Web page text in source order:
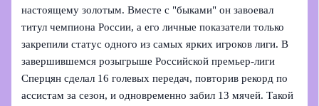
настоящему золотым. Вместе с "быками" он завоевал
титул чемпиона России, а его личные показатели только
закрепили статус одного из самых ярких игроков лиги. В
завершившемся розыгрыше Российской премьер‑лиги
Сперцян сделал 16 голевых передач, повторив рекорд по
ассистам за сезон, и одновременно забил 13 мячей. Такой